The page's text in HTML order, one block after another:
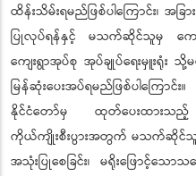
ထိန်းသိမ်းရမည်ဖြစ်ပါကြောင်း၊ အခြ
ပြုလုပ်ရန်နှင့် မသက်ဆိုင်သူမှ က
ကျေးရွာအုပ်စု အုပ်ချုပ်ရေးမှူး
မြန်ဆုံးပေးအပ်ရမည်ဖြစ်ပါကြောင်း။
နိုင်ငံတော်မှ ထုတ်ပေးထားသည့်
ကိုယ်ကျိုးစီးပွားအတွက် မသက်ဆိုင်
အသုံးပြုစေခြင်း၊ မရိုးဖြောင့်သေ